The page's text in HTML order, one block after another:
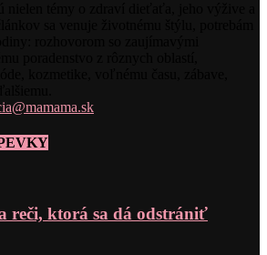
reči, ktorá sa dá odstrániť